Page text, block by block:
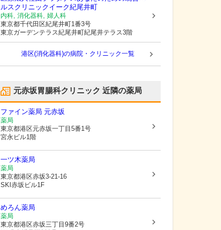
ルスクリニックイーク紀尾井町
内科, 消化器科, 婦人科
東京都千代田区紀尾井町1番3号
東京ガーデンテラス紀尾井町紀尾井テラス3階
港区(消化器科)の病院・クリニック一覧
元赤坂胃腸科クリニック 近隣の薬局
ファイン薬局 元赤坂
薬局
東京都港区元赤坂一丁目5番1号
宮永ビル1階
一ツ木薬局
薬局
東京都港区赤坂3-21-16
SKI赤坂ビル1F
めろん薬局
薬局
東京都港区赤坂三丁目9番2号